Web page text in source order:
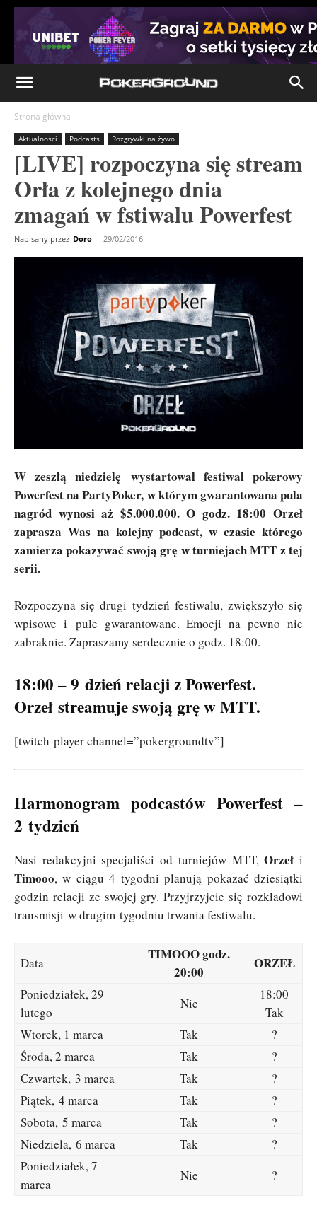
Strona główna
Aktualności Podcasts Rozgrywki na żywo
[LIVE] rozpoczyna się stream
Orła z kolejnego dnia
zmagań w fstiwalu Powerfest
Napisany przez Doro - 29/02/2016
W zeszłą niedzielę wystartował festiwal pokerowy
Powerfest na PartyPoker, w którym gwarantowana pula
nagród wynosi aż $5.000.000. O godz. 18:00 Orzeł
zaprasza Was na kolejny podcast, w czasie którego
zamierza pokazywać swoją grę w turniejach MTT z tej
serii.
Rozpoczyna się drugi tydzień festiwalu, zwiększyło się
wpisowe i pule gwarantowane. Emocji na pewno nie
zabraknie. Zapraszamy serdecznie o godz. 18:00.
18:00 – 9 dzień relacji z Powerfest.
Orzeł streamuje swoją grę w MTT.
[twitch-player channel=”pokergroundtv”]
Harmonogram podcastów Powerfest –
2 tydzień
Nasi redakcyjni specjaliści od turniejów MTT,Orzeł i
Timooo, w ciągu 4 tygodni planują pokazać dziesiątki
godzin relacji ze swojej gry. Przyjrzyjcie się rozkładowi
transmisji w drugim tygodniu trwania festiwalu.
Data
TIMOOO godz.
20:00
ORZEŁ
Poniedziałek, 29
lutego
Nie
18:00
Tak
Wtorek, 1 marca
Tak
?
Środa, 2 marca
Tak
?
Czwartek, 3 marca
Tak
?
Piątek, 4 marca
Tak
?
Sobota, 5 marca
Tak
?
Niedziela, 6 marca
Tak
?
Poniedziałek, 7
marca
Nie ?